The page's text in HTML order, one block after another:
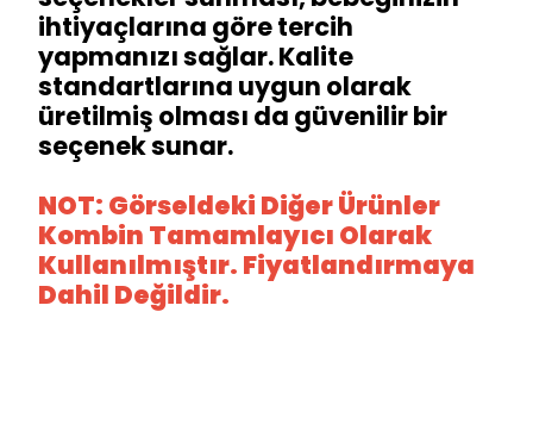
ihtiyaçlarına göre tercih
yapmanızı sağlar. Kalite
standartlarına uygun olarak
üretilmiş olması da güvenilir bir
seçenek sunar.
NOT: Görseldeki Diğer Ürünler
Kombin Tamamlayıcı Olarak
Kullanılmıştır. Fiyatlandırmaya
Dahil Değildir.